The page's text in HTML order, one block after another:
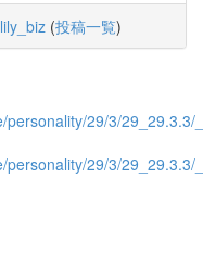
(投稿一覧)
personality/29/3/29_29.3.3/
personality/29/3/29_29.3.3/